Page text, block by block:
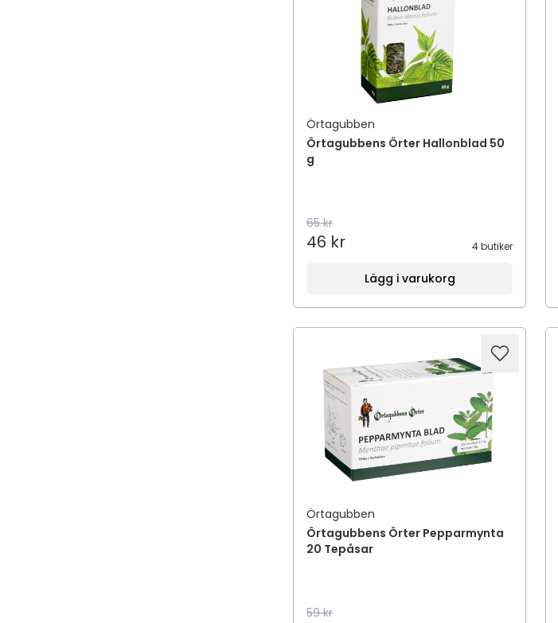
Örtagubben
Örtagubbens Örter Hallonblad 50
g
65 kr
46 kr 4 butiker
Lägg i varukorg
Örtagubben
Örtagubbens Örter Pepparmynta
20 Tepåsar
59 kr